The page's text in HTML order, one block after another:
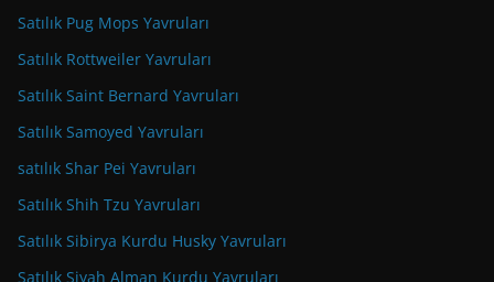
Satılık Pug Mops Yavruları
Satılık Rottweiler Yavruları
Satılık Saint Bernard Yavruları
Satılık Samoyed Yavruları
satılık Shar Pei Yavruları
Satılık Shih Tzu Yavruları
Satılık Sibirya Kurdu Husky Yavruları
Satılık Siyah Alman Kurdu Yavruları